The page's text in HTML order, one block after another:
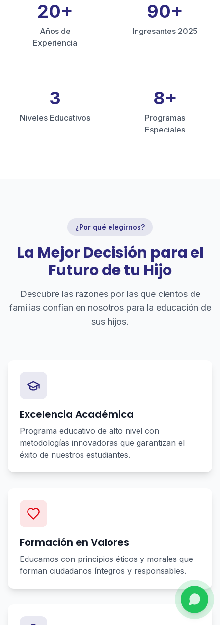
20+
Años de
Experiencia
90+
Ingresantes 2025
3
Niveles Educativos
8+
Programas
Especiales
¿Por qué elegirnos?
La Mejor Decisión para el
Futuro de tu Hijo
Descubre las razones por las que cientos de
familias confían en nosotros para la educación de
sus hijos.
Excelencia Académica
Programa educativo de alto nivel con
metodologías innovadoras que garantizan el
éxito de nuestros estudiantes.
Formación en Valores
Educamos con principios éticos y morales que
forman ciudadanos íntegros y responsables.